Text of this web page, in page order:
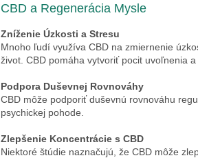
CBD a Regenerácia Mysle
Zníženie Úzkosti a Stresu
Mnoho ľudí využíva CBD na zmiernenie
život. CBD pomáha vytvoriť pocit uvoľnenia a
Podpora Duševnej Rovnováhy
CBD môže podporiť duševnú rovnováhu
psychickej pohode.
Zlepšenie Koncentrácie s CBD
Niektoré štúdie naznačujú, že CBD môže